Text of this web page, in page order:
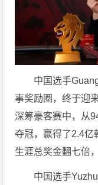
中国选手
事奖励圈，终于迎
深筹豪客赛中，从
夺冠，赢得了2.4亿
生涯总奖金翻七倍
中国选手